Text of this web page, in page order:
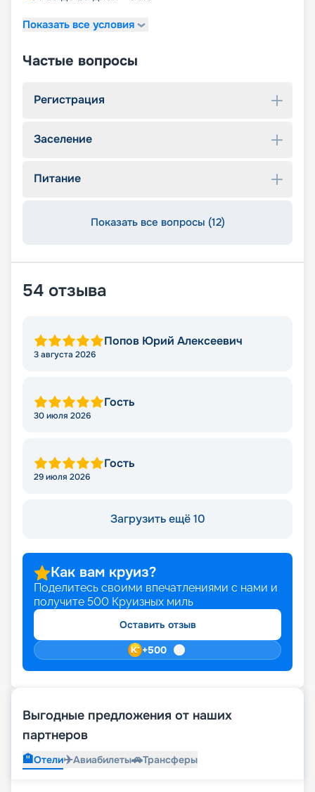
Показать все условия
Частые вопросы
Регистрация
Заселение
Питание
Показать все вопросы (12)
54 отзыва
Попов Юрий Алексеевич
3 августа 2026
Гость
30 июля 2026
Гость
29 июля 2026
Загрузить ещё 10
Как вам круиз?
Поделитесь своими впечатлениями с нами и
получите 500 Круизных миль
Оставить отзыв
+500
Выгодные предложения от наших
партнеров
🏨Отели✈️Авиабилеты🚗Трансферы